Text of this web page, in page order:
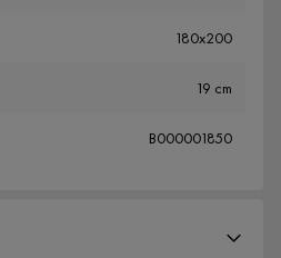
180x200
19 cm
B000001850